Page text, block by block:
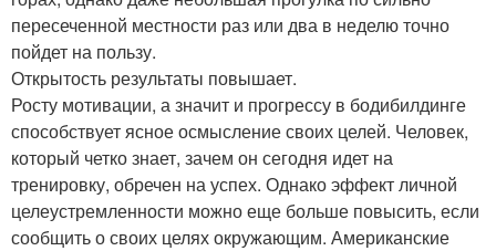
пересеченной местности раз или два в неделю точно
пойдет на пользу.
Открытость результаты повышает.
Росту мотивации, а значит и прогрессу в бодибилдинге
способствует ясное осмысление своих целей. Человек,
который четко знает, зачем он сегодня идет на
тренировку, обречен на успех. Однако эффект личной
целеустремленности можно еще больше повысить, если
сообщить о своих целях окружающим. Американские